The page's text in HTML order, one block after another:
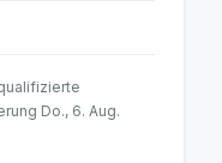
Do., 6. Aug.